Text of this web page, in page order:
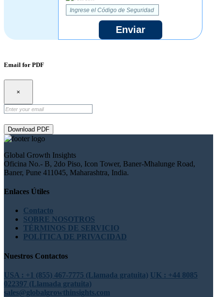
Enviar
Email for PDF
×
Download PDF
Global Growth Insights
Oficina No.- B, 2do Piso, Icon Tower, Baner-Mhalunge Road,
Baner, Pune 411045, Maharashtra, India.
Enlaces Útiles
Contacto
SOBRE NOSOTROS
TÉRMINOS DE SERVICIO
POLÍTICA DE PRIVACIDAD
Nuestros Contactos
USA : +1 (855) 467-7775 (Llamada gratuita) UK : +44 8085
022397 (Llamada gratuita)
sales@globalgrowthinsights.com